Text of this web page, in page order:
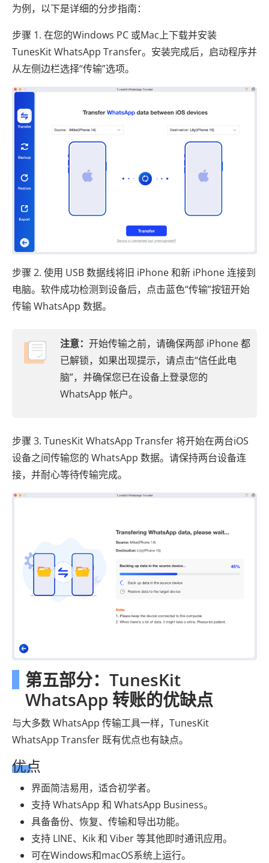
为例，以下是详细的分步指南：
步骤 1. 在您的Windows PC 或Mac上下载并安装
TunesKit WhatsApp Transfer。安装完成后，启动程序并
从左侧边栏选择“传输”选项。
步骤 2. 使用 USB 数据线将旧 iPhone 和新 iPhone 连接到
电脑。软件成功检测到设备后，点击蓝色“传输”按钮开始
传输 WhatsApp 数据。
注意： 开始传输之前，请确保两部 iPhone 都
已解锁，如果出现提示，请点击“信任此电
脑”，并确保您已在设备上登录您的
WhatsApp 帐户。
步骤 3. TunesKit WhatsApp Transfer 将开始在两台iOS
设备之间传输您的 WhatsApp 数据。请保持两台设备连
接，并耐心等待传输完成。
第五部分：TunesKit
WhatsApp 转账的优缺点
与大多数 WhatsApp 传输工具一样，TunesKit
WhatsApp Transfer 既有优点也有缺点。
优点
界面简洁易用，适合初学者。
支持 WhatsApp 和 WhatsApp Business。
具备备份、恢复、传输和导出功能。
支持 LINE、Kik 和 Viber 等其他即时通讯应用。
可在Windows和macOS系统上运行。